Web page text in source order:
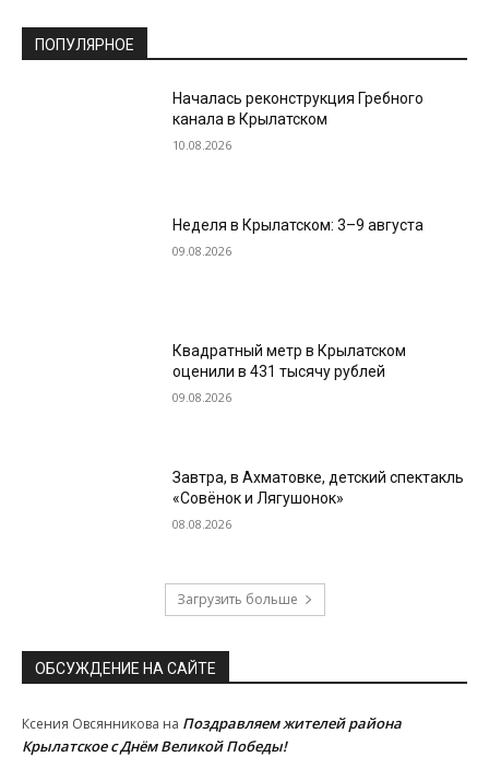
ПОПУЛЯРНОЕ
Началась реконструкция Гребного
канала в Крылатском
10.08.2026
Неделя в Крылатском: 3–9 августа
09.08.2026
Квадратный метр в Крылатском
оценили в 431 тысячу рублей
09.08.2026
Завтра, в Ахматовке, детский спектакль
«Совёнок и Лягушонок»
08.08.2026
Загрузить больше
ОБСУЖДЕНИЕ НА САЙТЕ
Ксения Овсянникова на Поздравляем жителей района
Крылатское с Днём Великой Победы!